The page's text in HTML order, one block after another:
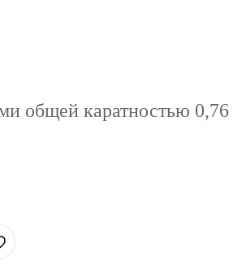
общей каратностью 0,76